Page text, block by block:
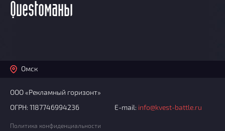
Questoманы
Омск
ООО «Рекламный горизонт»
ОГРН: 1187746994236
E-mail: info@kvest-battle.ru
Политика конфиденциальности